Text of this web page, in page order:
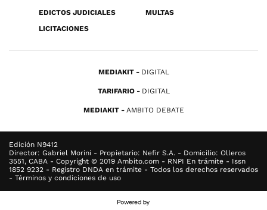
EDICTOS JUDICIALES
MULTAS
LICITACIONES
MEDIAKIT DIGITAL
TARIFARIO DIGITAL
MEDIAKIT AMBITO DEBATE
Edición N9412
Director: Gabriel Morini - Propietario: Nefir S.A. - Domicilio: Olleros
3551, CABA - Copyright © 2019 Ambito.com - RNPI En trámite - Issn
1852 9232 - Registro DNDA en trámite - Todos los derechos reservados
- Términos y condiciones de uso